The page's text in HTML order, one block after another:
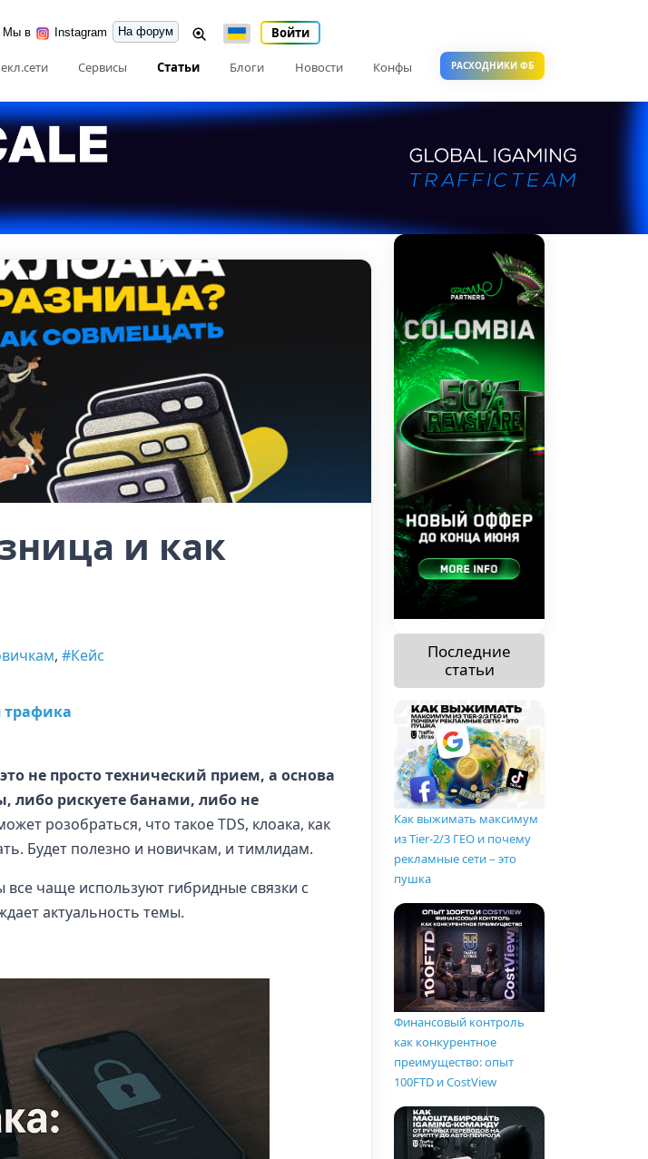
Мы в Instagram На форум Войти
Сервисы Статьи Блоги Новости Конфы РАСХОДНИКИ ФБ
и как
, #Кейс
трафика
не просто технический прием, а основа
либо рискуете банами, либо не
розобраться, что такое TDS, клоака, как
Будет полезно и новичкам, и тимлидам.
чаще используют гибридные связки с
актуальность темы.
Последние
статьи
Как выжимать максимум
из Tier-2/3 ГЕО и почему
рекламные сети – это
пушка
Финансовый контроль
как конкурентное
преимущество: опыт
100FTD и CostView